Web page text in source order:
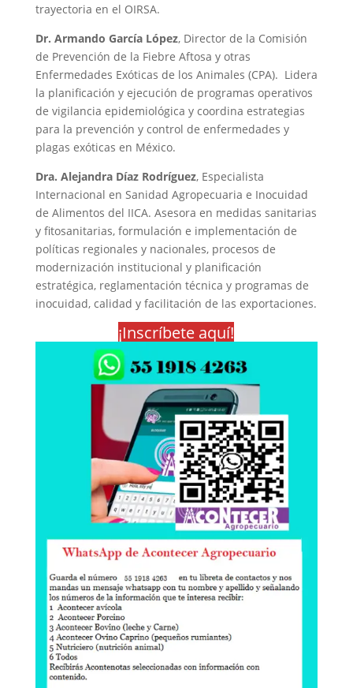
trayectoria en el OIRSA.
Dr. Armando García López, Director de la Comisión
de Prevención de la Fiebre Aftosa y otras
Enfermedades Exóticas de los Animales (CPA). Lidera
la planificación y ejecución de programas operativos
de vigilancia epidemiológica y coordina estrategias
para la prevención y control de enfermedades y
plagas exóticas en México.
Dra. Alejandra Díaz Rodríguez, Especialista
Internacional en Sanidad Agropecuaria e Inocuidad
de Alimentos del IICA. Asesora en medidas sanitarias
y fitosanitarias, formulación e implementación de
políticas regionales y nacionales, procesos de
modernización institucional y planificación
estratégica, reglamentación técnica y programas de
inocuidad, calidad y facilitación de las exportaciones.
¡Inscríbete aquí!